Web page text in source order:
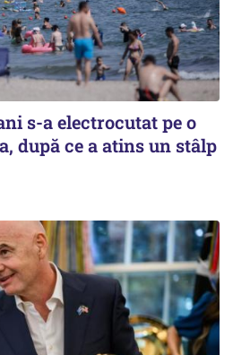
s-a electrocutat pe o
după ce a atins un stâlp